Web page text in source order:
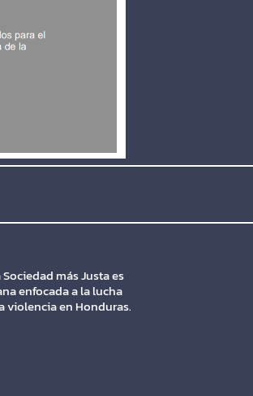
más Justa es
enfocada a la lucha
violencia en Honduras.